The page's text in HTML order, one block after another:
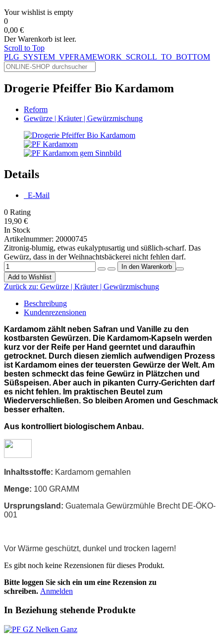
Your wishlist is empty
0
0,00 €
Der Warenkorb ist leer.
Scroll to Top
PLG_SYSTEM_VPFRAMEWORK_SCROLL_TO_BOTTOM
Drogerie Pfeiffer Bio Kardamom
Reform
Gewürze | Kräuter | Gewürzmischung
Details
E-Mail
0 Rating
19,90 €
In Stock
Artikelnummer: 20000745
Zitronig-blumig, etwas eukalyptusartig und süßlich-scharf. Das
Gewürz, dass in der Weihnachtsbäckerei nicht fehlen darf.
Add to Wishlist
Zurück zu: Gewürze | Kräuter | Gewürzmischung
Beschreibung
Kundenrezensionen
Kardamom zählt neben Safran und Vanille zu den
kostbarsten Gewürzen. Die Kardamom-Kapseln werden
kurz vor der Reife per Hand geerntet und daraufhin
getrocknet. Durch diesen ziemlich aufwendigen Prozess
ist Kardamom eines der teuersten Gewürze der Welt. Am
besten schmeckt das feine Gewürz in Plätzchen und
Süßspeisen. Aber auch in pikanten Curry-Gerichten darf
es nicht fehlen. Im praktischen Beutel zum
Wiederverschließen. So bleiben Aromen und Geschmack
besser erhalten.
Aus kontrolliert biologischem Anbau.
Inhaltsstoffe: Kardamom gemahlen
Menge: 100 GRAMM
Ursprungsland: Guatemala Gewürzmühle Brecht DE-ÖKO-
001
Vor Wärme geschützt, dunkel und trocken lagern!
Es gibt noch keine Rezensionen für dieses Produkt.
Bitte loggen Sie sich ein um eine Rezension zu
schreiben. Anmelden
In Beziehung stehende Produkte